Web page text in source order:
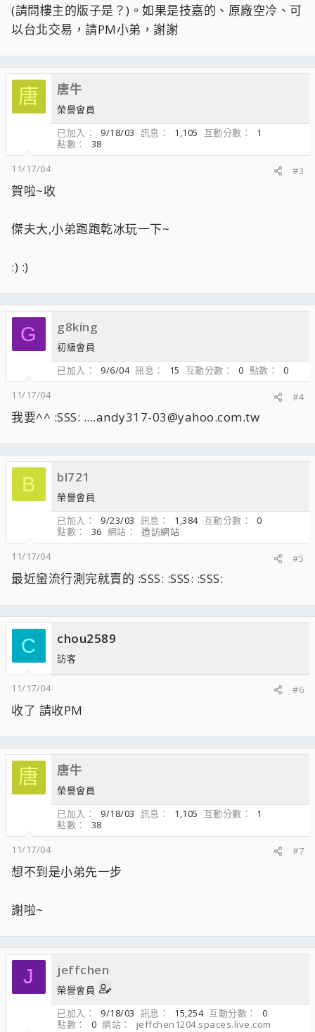
(請問樓主的版子是？)。如果是技嘉的、原廠空冷、可
以台北交易，請PM小弟，謝謝
唐 唐牛
榮譽會員
已加入
9/18/03 訊息 1,105 互動分數
1
點數
38
11/17/04
#3
賀啦~收
傑夫大,小弟跑跑乾冰玩一下~
:) :)
G g8king
初級會員
已加入
9/6/04 訊息 15 互動分數 0 點數
0
11/17/04
#4
我要^^ :SSS: ....andy317-03@yahoo.com.tw
B bl721
榮譽會員
已加入
9/23/03 訊息 1,384 互動分數
0
點數
36 網站
造訪網站
11/17/04
#5
最近蠻流行測完就賣的 :SSS: :SSS: :SSS:
C chou2589
訪客
11/17/04 #6
收了 請收PM
唐 唐牛
榮譽會員
已加入
9/18/03 訊息 1,105 互動分數
1
點數
38
11/17/04
#7
想不到是小弟先一步
謝啦~
J jeffchen
榮譽會員
已加入
9/18/03 訊息 15,254 互動分數
0
點數
0 網站 jeffchen1204.spaces.live.com